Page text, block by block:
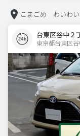
こまごめ わいわい
台東区谷中２
東京都台東区